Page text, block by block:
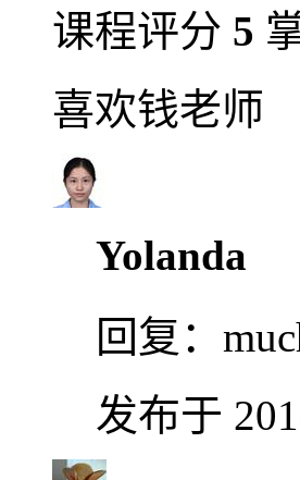
课程评分 5
喜欢钱老师
Yolanda
回复：
发布于